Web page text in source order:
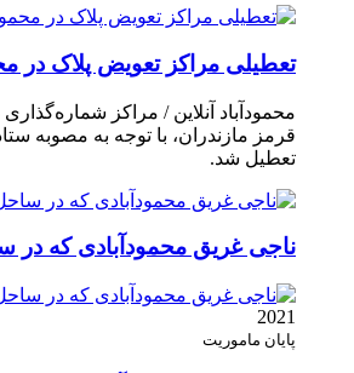
تعطیلی مراکز تعویض پلاک در
محمودآباد آنلاین / مراکز
قرمز مازندران، با توجه به مصوبه
تعطیل شد.
ناجی غریق محمودآبادی که در
2021
پایان ماموریت